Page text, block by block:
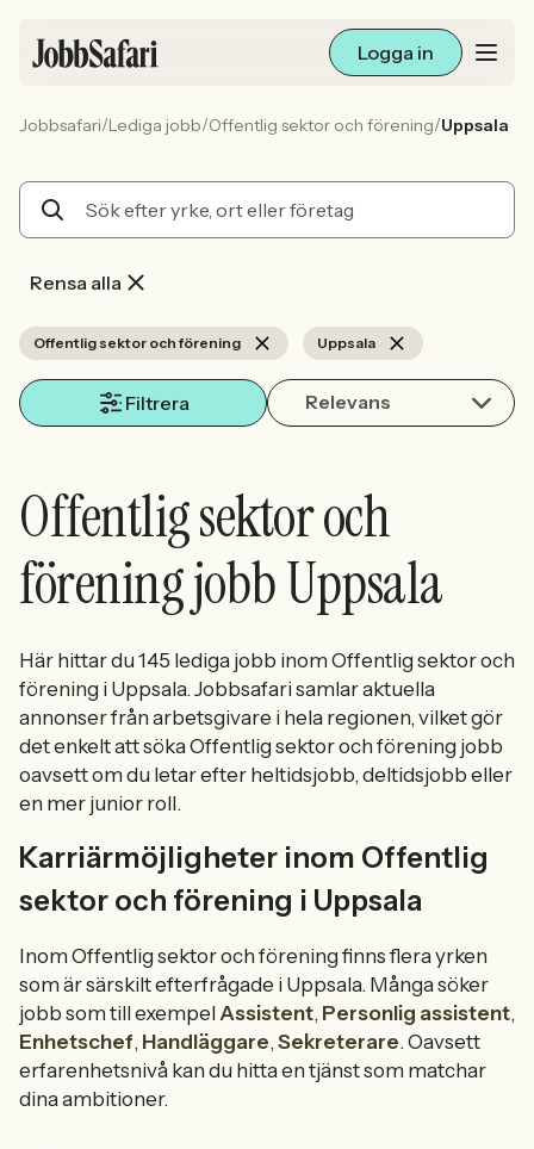
Logga in
Arbetsliv och karriär
Sök med AI
Jobbsafari/Lediga jobb/Offentlig sektor och förening/Uppsala
Rensa alla
Offentlig sektor och förening Uppsala
Filtrera Relevans
Offentlig sektor och
förening jobb Uppsala
Här hittar du 145 lediga jobb inom Offentlig sektor och
förening i Uppsala. Jobbsafari samlar aktuella
annonser från arbetsgivare i hela regionen, vilket gör
det enkelt att söka Offentlig sektor och förening jobb
oavsett om du letar efter heltidsjobb, deltidsjobb eller
en mer junior roll.
Karriärmöjligheter inom Offentlig
sektor och förening i Uppsala
Inom Offentlig sektor och förening finns flera yrken
som är särskilt efterfrågade i Uppsala. Många söker
jobb som till exempelAssistent, Personlig assistent,
Enhetschef, Handläggare,Sekreterare. Oavsett
erfarenhetsnivå kan du hitta en tjänst som matchar
dina ambitioner.